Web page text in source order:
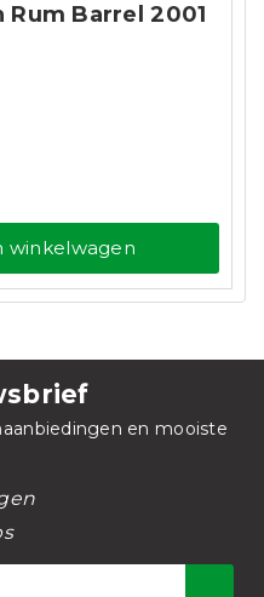
Barrel 2001
winkelwagen
en mooiste